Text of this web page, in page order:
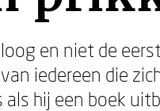
en niet de
iedereen die
hij een boek